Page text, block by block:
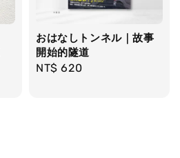
おはなしトンネル｜故事
開始的隧道
Regular
NT$ 620